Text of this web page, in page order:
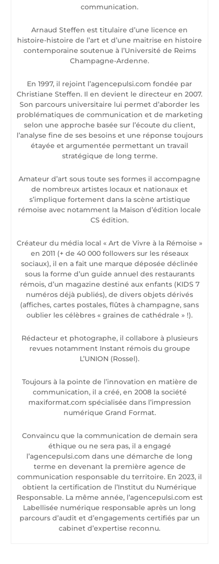
communication.
Arnaud Steffen est titulaire d’une licence en
histoire-histoire de l’art et d’une maitrise en histoire
contemporaine soutenue à l’Université de Reims
Champagne-Ardenne.
En 1997, il rejoint l’agencepulsi.com fondée par
Christiane Steffen. Il en devient le directeur en 2007.
Son parcours universitaire lui permet d’aborder les
problématiques de communication et de marketing
selon une approche basée sur l’écoute du client,
l’analyse fine de ses besoins et une réponse toujours
étayée et argumentée permettant un travail
stratégique de long terme.
Amateur d’art sous toute ses formes il accompagne
de nombreux artistes locaux et nationaux et
s’implique fortement dans la scène artistique
rémoise avec notamment la Maison d’édition locale
CS édition.
Créateur du média local « Art de Vivre à la Rémoise »
en 2011 (+ de 40 000 followers sur les réseaux
sociaux), il en a fait une marque déposée déclinée
sous la forme d’un guide annuel des restaurants
rémois, d’un magazine destiné aux enfants (KIDS 7
numéros déjà publiés), de divers objets dérivés
(affiches, cartes postales, flûtes à champagne, sans
oublier les célèbres « graines de cathédrale » !).
Rédacteur et photographe, il collabore à plusieurs
revues notamment Instant rémois du groupe
L’UNION (Rossel).
Toujours à la pointe de l’innovation en matière de
communication, il a créé, en 2008 la société
maxiformat.com spécialisée dans l’impression
numérique Grand Format.
Convaincu que la communication de demain sera
éthique ou ne sera pas, il a engagé
l’agencepulsi.com dans une démarche de long
terme en devenant la première agence de
communication responsable du territoire. En 2023, il
obtient la certification de l’Institut du Numérique
Responsable. La même année, l’agencepulsi.com est
Labellisée numérique responsable après un long
parcours d’audit et d’engagements certifiés par un
cabinet d’expertise reconnu.